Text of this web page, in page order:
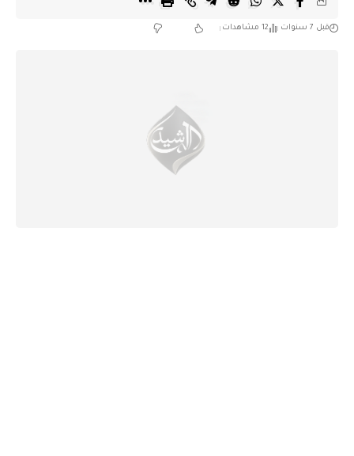
قبل 7 سنوات 12 مشاهدات